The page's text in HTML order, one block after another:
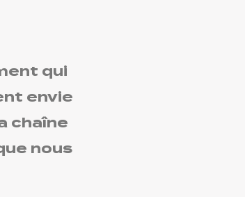
qui
envie
chaîne
nous